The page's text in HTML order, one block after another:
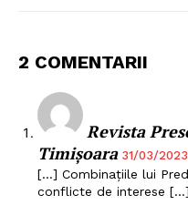
2 COMENTARII
Revista
Timișoara 31/03/
[…] Combinațiile lui
conflicte de interese […]